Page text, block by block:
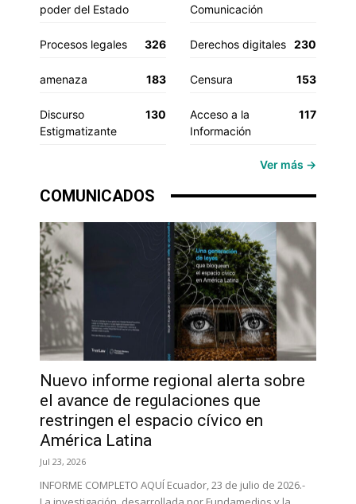
poder del Estado
Comunicación
Procesos legales 326 Derechos digitales 230
amenaza 183 Censura 153
Discurso
Estigmatizante
130
Acceso a la
Información
117
Ver más →
COMUNICADOS
Nuevo informe regional alerta sobre
el avance de regulaciones que
restringen el espacio cívico en
América Latina
Jul 23, 2026
INFORME COMPLETO AQUÍ Ecuador, 23 de julio de 2026.-